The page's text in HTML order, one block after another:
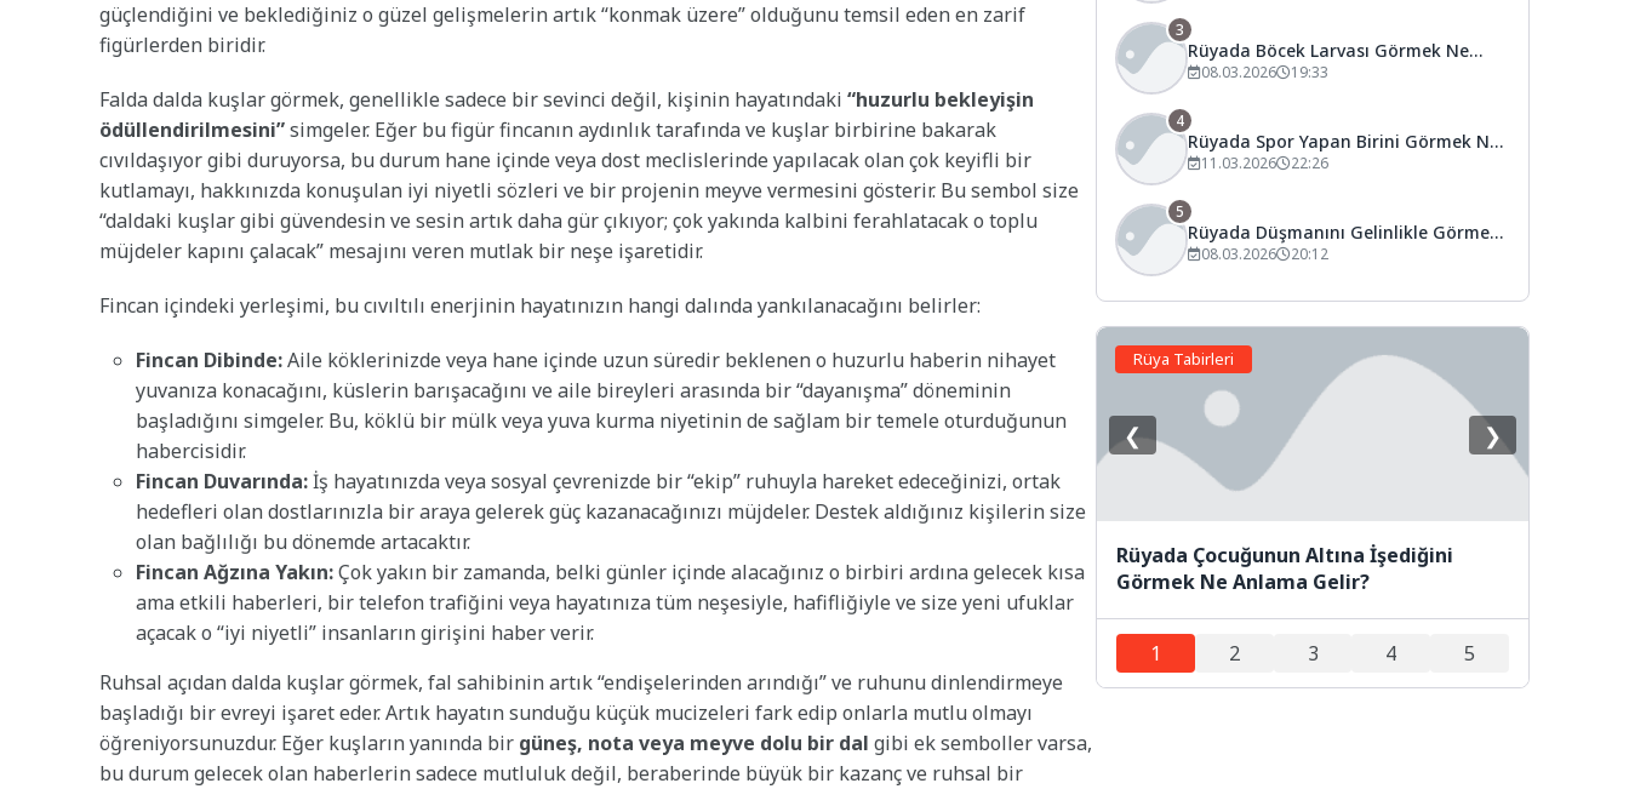
güçlendiğini ve beklediğiniz o güzel gelişmelerin artık “konmak üzere” olduğunu temsil eden en zarif
figürlerden biridir.
Falda dalda kuşlar görmek, genellikle sadece bir sevinci değil, kişinin hayatındaki “huzurlu bekleyişin
ödüllendirilmesini”simgeler. Eğer bu figür fincanın aydınlık tarafında ve kuşlar birbirine bakarak
cıvıldaşıyor gibi duruyorsa, bu durum hane içinde veya dost meclislerinde yapılacak olan çok keyifli bir
kutlamayı, hakkınızda konuşulan iyi niyetli sözleri ve bir projenin meyve vermesini gösterir. Bu sembol size
“daldaki kuşlar gibi güvendesin ve sesin artık daha gür çıkıyor; çok yakında kalbini ferahlatacak o toplu
müjdeler kapını çalacak” mesajını veren mutlak bir neşe işaretidir.
Fincan içindeki yerleşimi, bu cıvıltılı enerjinin hayatınızın hangi dalında yankılanacağını belirler:
Fincan Dibinde:Aile köklerinizde veya hane içinde uzun süredir beklenen o huzurlu haberin nihayet
yuvanıza konacağını, küslerin barışacağını ve aile bireyleri arasında bir “dayanışma” döneminin
başladığını simgeler. Bu, köklü bir mülk veya yuva kurma niyetinin de sağlam bir temele oturduğunun
habercisidir.
Fincan Duvarında:İş hayatınızda veya sosyal çevrenizde bir “ekip” ruhuyla hareket edeceğinizi, ortak
hedefleri olan dostlarınızla bir araya gelerek güç kazanacağınızı müjdeler. Destek aldığınız kişilerin size
olan bağlılığı bu dönemde artacaktır.
Fincan Ağzına Yakın:Çok yakın bir zamanda, belki günler içinde alacağınız o birbiri ardına gelecek kısa
ama etkili haberleri, bir telefon trafiğini veya hayatınıza tüm neşesiyle, hafifliğiyle ve size yeni ufuklar
açacak o “iyi niyetli” insanların girişini haber verir.
Ruhsal açıdan dalda kuşlar görmek, fal sahibinin artık “endişelerinden arındığı” ve ruhunu dinlendirmeye
başladığı bir evreyi işaret eder. Artık hayatın sunduğu küçük mucizeleri fark edip onlarla mutlu olmayı
öğreniyorsunuzdur. Eğer kuşların yanında bir güneş, nota veya meyve dolu bir dal gibi ek semboller varsa,
bu durum gelecek olan haberlerin sadece mutluluk değil, beraberinde büyük bir kazanç ve ruhsal bir
3
Rüyada Böcek Larvası Görmek Ne
Anlama Gelir?
08.03.2026 19:33
4
Rüyada Spor Yapan Birini Görmek Ne
Anlama Gelir?
11.03.2026 22:26
5
Rüyada Düşmanını Gelinlikle Görmek
Ne Anlama Gelir?
08.03.2026 20:12
Rüya Tabirleri
Rüyada Çocuğunun Altına İşediğini
Görmek Ne Anlama Gelir?
❮ ❯
1 2 3 4 5